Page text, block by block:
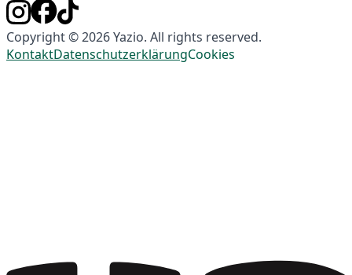
Copyright © 2026 Yazio. All rights reserved.
KontaktDatenschutzerklärungCookies